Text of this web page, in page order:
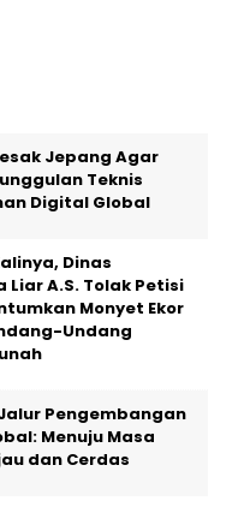
Jepang Agar
Teknis
Digital Global
Dinas
A.S. Tolak Petisi
Monyet Ekor
Undang
Pengembangan
Menuju Masa
dan Cerdas